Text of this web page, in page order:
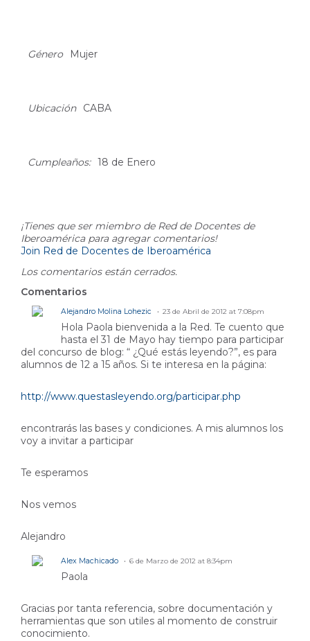
Género
Mujer
Ubicación CABA
Cumpleaños: 18 de Enero
¡Tienes que ser miembro de Red de Docentes de
Iberoamérica para agregar comentarios!
Join Red de Docentes de Iberoamérica
Los comentarios están cerrados.
Comentarios
Alejandro Molina Lohezic 23 de Abril de 2012 at 7:08pm
Hola Paola bienvenida a la Red. Te cuento que
hasta el 31 de Mayo hay tiempo para participar
del concurso de blog: “ ¿Qué estás leyendo?”, es para
alumnos de 12 a 15 años. Si te interesa en la página:
http://www.questasleyendo.org/participar.php
encontrarás las bases y condiciones. A mis alumnos los
voy a invitar a participar
Te esperamos
Nos vemos
Alejandro
Alex Machicado 6 de Marzo de 2012 at 8:34pm
Paola
Gracias por tanta referencia, sobre documentación y
herramientas que son utiles al momento de construir
conocimiento.